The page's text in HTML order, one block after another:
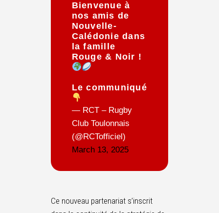
Bienvenue à
nos amis de
Nouvelle-
Calédonie dans
la famille
Rouge & Noir !
Le communiqué
— RCT – Rugby
Club Toulonnais
(@RCTofficiel)
March 13, 2025
Ce nouveau partenariat s’inscrit